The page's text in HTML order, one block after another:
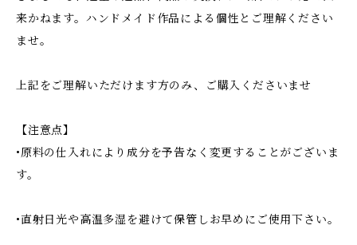
来かねます。ハンドメイド作品による個性とご理解ください
ませ。
上記をご理解いただけます方のみ、ご購入くださいませ
【注意点】
•原料の仕入れにより成分を予告なく変更することがございま
す。
•直射日光や高温多湿を避けて保管しお早めにご使用下さい。